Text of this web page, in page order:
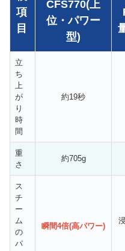
項
目
CFS770(上
位・パワー
型)
立
ち
上
が
り
時
間
約19秒
重
さ
約705g
ス
チ
ー
ム
の
パ
瞬間4倍(高パワー)